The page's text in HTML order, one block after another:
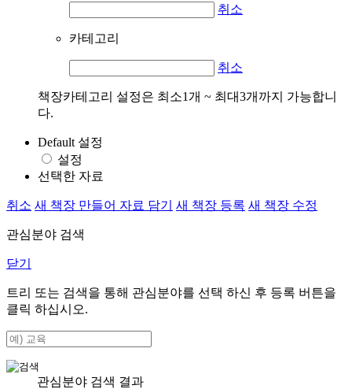
취소
카테고리
취소
책장카테고리 설정은 최소1개 ~ 최대3개까지 가능합니
다.
Default 설정
설정
선택한 자료
취소 새 책장 만들어 자료 담기 새 책장 등록 새 책장 수정
관심분야 검색
닫기
트리 또는 검색을 통해 관심분야를 선택 하신 후 등록 버튼을
클릭 하십시오.
관심분야 검색 결과